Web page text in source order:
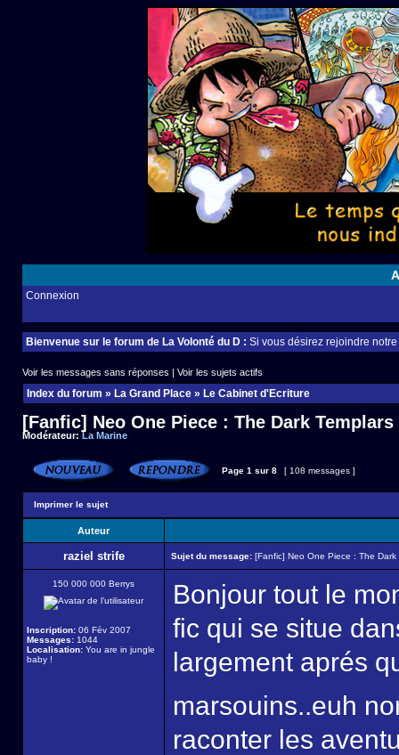
Connexion
Bienvenue sur le forum de La Volonté du D : Si vous désirez rejoindre
Voir les messages sans réponses | Voir les sujets actifs
Index du forum » La Grand Place » Le Cabinet d'Ecriture
[Fanfic] Neo One Piece : The Dark
Modérateur:La Marine
Page 1 sur 8 [ 108 messages ]
Imprimer le sujet
Auteur
raziel strife Sujet du message: [Fanfic] Neo One Piece : The Dark
150 000 000 Berrys
Inscription: 06 Fév 2007
Messages: 1044
Localisation: You are in jungle
baby !
Bonjour tout le
fic qui se situe
largement aprés
marsouins..euh
raconter les